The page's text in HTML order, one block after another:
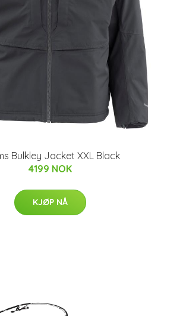
Bulkley Jacket XXL Black
4199 NOK
KJØP NÅ